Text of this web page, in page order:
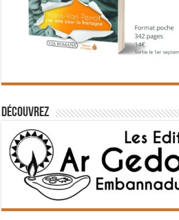
Découvrez